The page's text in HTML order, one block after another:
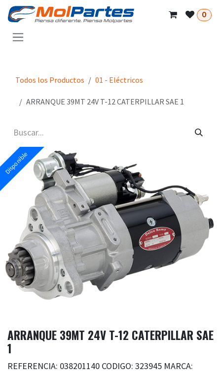
Ir al contenido
0
Todos los Productos 01 - Eléctricos
ARRANQUE 39MT 24V T-12 CATERPILLAR SAE 1
Disponible
ARRANQUE 39MT 24V T-12 CATERPILLAR SAE
1
REFERENCIA: 038201140 CODIGO: 323945 MARCA: